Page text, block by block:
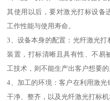
其使用以后，要对激光打标设备
工作性能与使用寿命。
3、设备本身的配置：光纤激光
装置，打标清晰且具有性、不易
工技术，则不能生产出客户想要的
4、加工的环境：客户在利用激
干净、整齐，以及光纤激光打标机